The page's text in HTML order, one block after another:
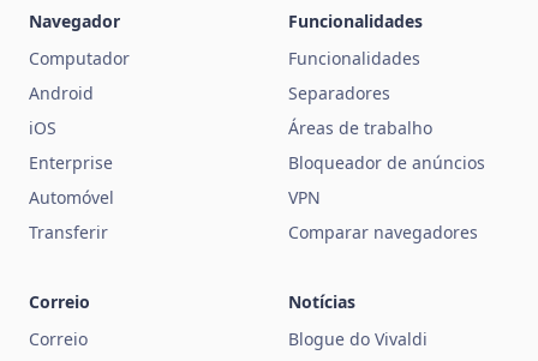
Navegador
Computador
Android
iOS
Enterprise
Automóvel
Transferir
Funcionalidades
Funcionalidades
Separadores
Áreas de trabalho
Bloqueador de anúncios
VPN
Comparar navegadores
Correio
Correio
Notícias
Blogue do Vivaldi